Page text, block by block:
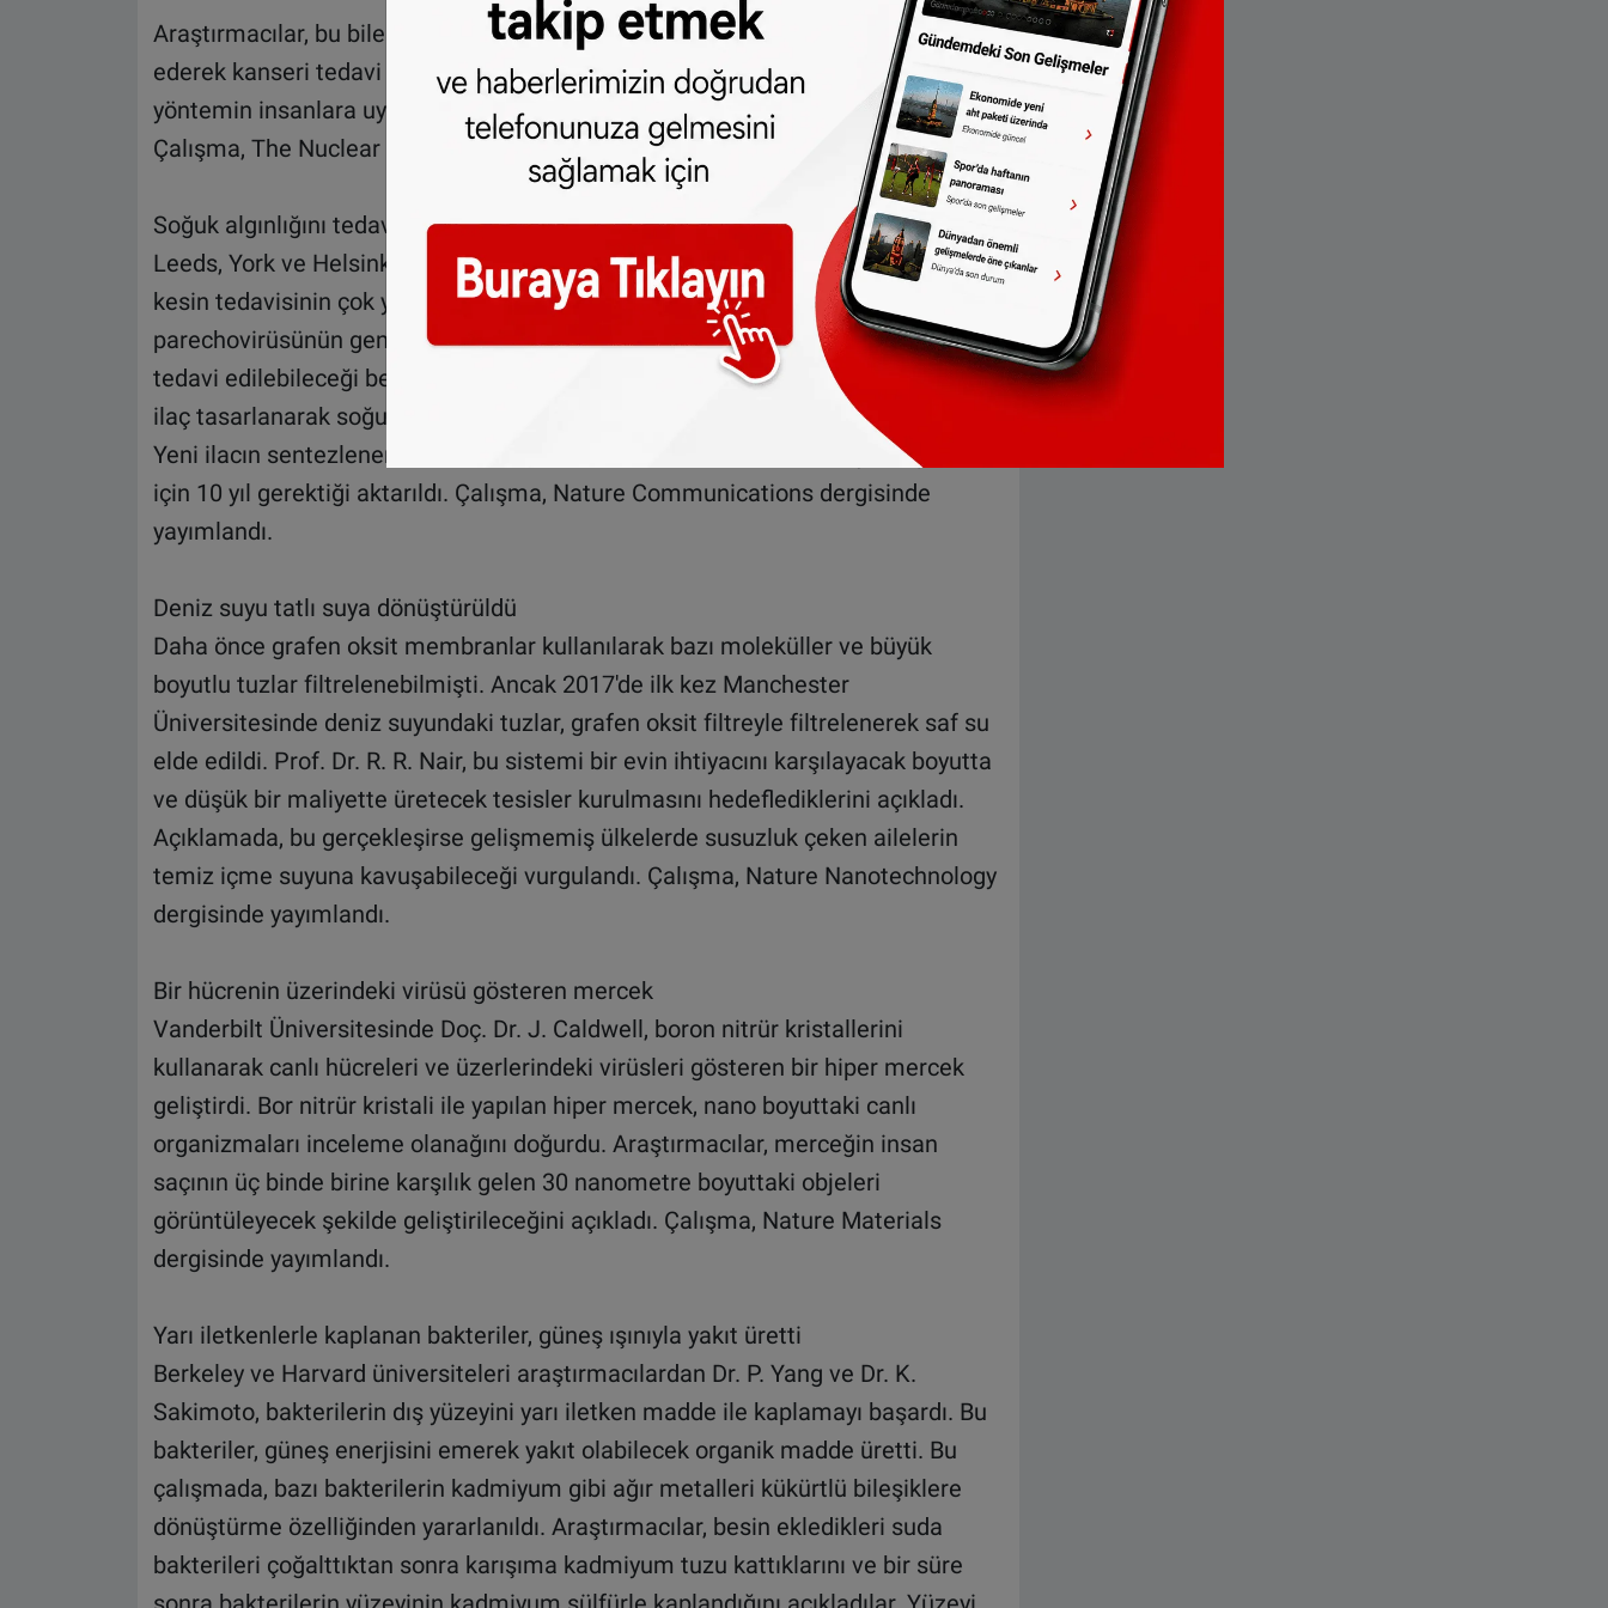
Araştırmacılar, bu bileşiğin kanser hücrelerini bulup ardından da onları yok
ederek kanseri tedavi ettiğini belirtti. Hayvan deneylerinde başarılı olan bu
yöntemin insanlara uygulanabilmesi için çalışmaların başlatıldığı belirtildi.
Çalışma, The Nuclear Medicine dergisinde yayımlandı.
Soğuk algınlığını tedavi edecek virüsün kodu çözüldü
Leeds, York ve Helsinki üniversitelerindeki araştırmacılar, soğuk algınlığının
kesin tedavisinin çok yakın olduğunu açıkladı. Açıklamada, insan
parechovirüsünün genetik kodu çözüldüğü için soğuk algınlığının tek bir ilaçla
tedavi edilebileceği belirtildi. Buluş ile virüslerin kendilerini yenilese bile tek bir
ilaç tasarlanarak soğuk algınlığının tedavi edilebileceğini gösterdiği vurgulandı.
Yeni ilacın sentezlenerek testler tamamlandıktan sonra kullanılmaya başlaması
için 10 yıl gerektiği aktarıldı. Çalışma, Nature Communications dergisinde
yayımlandı.
Deniz suyu tatlı suya dönüştürüldü
Daha önce grafen oksit membranlar kullanılarak bazı moleküller ve büyük
boyutlu tuzlar filtrelenebilmişti. Ancak 2017'de ilk kez Manchester
Üniversitesinde deniz suyundaki tuzlar, grafen oksit filtreyle filtrelenerek saf su
elde edildi. Prof. Dr. R. R. Nair, bu sistemi bir evin ihtiyacını karşılayacak boyutta
ve düşük bir maliyette üretecek tesisler kurulmasını hedeflediklerini açıkladı.
Açıklamada, bu gerçekleşirse gelişmemiş ülkelerde susuzluk çeken ailelerin
temiz içme suyuna kavuşabileceği vurgulandı. Çalışma, Nature Nanotechnology
dergisinde yayımlandı.
Bir hücrenin üzerindeki virüsü gösteren mercek
Vanderbilt Üniversitesinde Doç. Dr. J. Caldwell, boron nitrür kristallerini
kullanarak canlı hücreleri ve üzerlerindeki virüsleri gösteren bir hiper mercek
geliştirdi. Bor nitrür kristali ile yapılan hiper mercek, nano boyuttaki canlı
organizmaları inceleme olanağını doğurdu. Araştırmacılar, merceğin insan
saçının üç binde birine karşılık gelen 30 nanometre boyuttaki objeleri
görüntüleyecek şekilde geliştirileceğini açıkladı. Çalışma, Nature Materials
dergisinde yayımlandı.
Yarı iletkenlerle kaplanan bakteriler, güneş ışınıyla yakıt üretti
Berkeley ve Harvard üniversiteleri araştırmacılardan Dr. P. Yang ve Dr. K.
Sakimoto, bakterilerin dış yüzeyini yarı iletken madde ile kaplamayı başardı. Bu
bakteriler, güneş enerjisini emerek yakıt olabilecek organik madde üretti. Bu
çalışmada, bazı bakterilerin kadmiyum gibi ağır metalleri kükürtlü bileşiklere
dönüştürme özelliğinden yararlanıldı. Araştırmacılar, besin ekledikleri suda
bakterileri çoğalttıktan sonra karışıma kadmiyum tuzu kattıklarını ve bir süre